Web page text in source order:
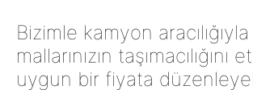
Bizimle kamyon aracılığıyla
mallarınızın taşımacılığını
uygun bir fiyata